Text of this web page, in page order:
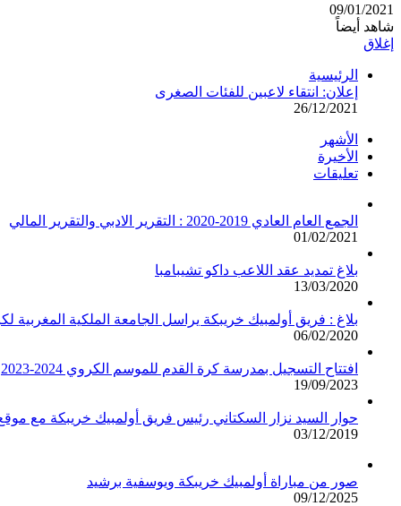
09/01/2021
شاهد أيضاً
إغلاق
الرئيسية
إعلان: انتقاء لاعبين للفئات الصغرى
26/12/2021
الأشهر
الأخيرة
تعليقات
الجمع العام العادي 2019-2020 : التقرير الادبي والتقرير المالي
01/02/2021
بلاغ تمديد عقد اللاعب داكو تشيبامبا
13/03/2020
بلاغ : فريق أولمبيك خريبكة يراسل الجامعة الملكية
06/02/2020
افتتاح التسجيل بمدرسة كرة القدم للموسم الكروي 2024-2023
19/09/2023
حوار السيد نزار السكتاني رئيس فريق أولمبيك خريبكة مع
03/12/2019
صور من مباراة أولمبيك خريبكة ويوسفية برشيد
09/12/2025